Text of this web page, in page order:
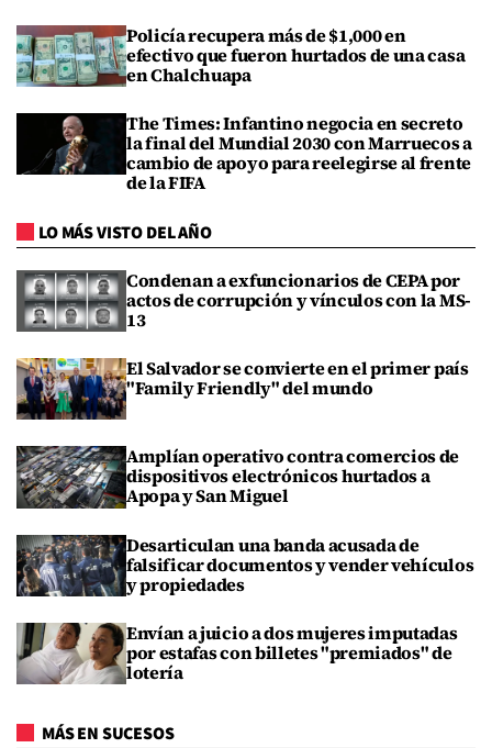
Policía recupera más de $1,000 en
efectivo que fueron hurtados de una casa
en Chalchuapa
The Times: Infantino negocia en secreto
la final del Mundial 2030 con Marruecos a
cambio de apoyo para reelegirse al frente
de la FIFA
LO MÁS VISTO DEL AÑO
Condenan a exfuncionarios de CEPA por
actos de corrupción y vínculos con la MS-
13
El Salvador se convierte en el primer país
"Family Friendly" del mundo
Amplían operativo contra comercios de
dispositivos electrónicos hurtados a
Apopa y San Miguel
Desarticulan una banda acusada de
falsificar documentos y vender vehículos
y propiedades
Envían a juicio a dos mujeres imputadas
por estafas con billetes "premiados" de
lotería
MÁS EN SUCESOS